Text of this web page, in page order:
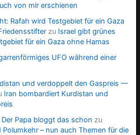
von mir erschienen
Rafah wird Testgebiet für ein Gaza
zu Israel gibt grünes
für ein Gaza ohne Hamas
UFO während einer
und verdoppelt den Gaspreis —
Iran bombardiert Kurdistan und
Papa bloggt das schon zu
– nun auch Themen für die